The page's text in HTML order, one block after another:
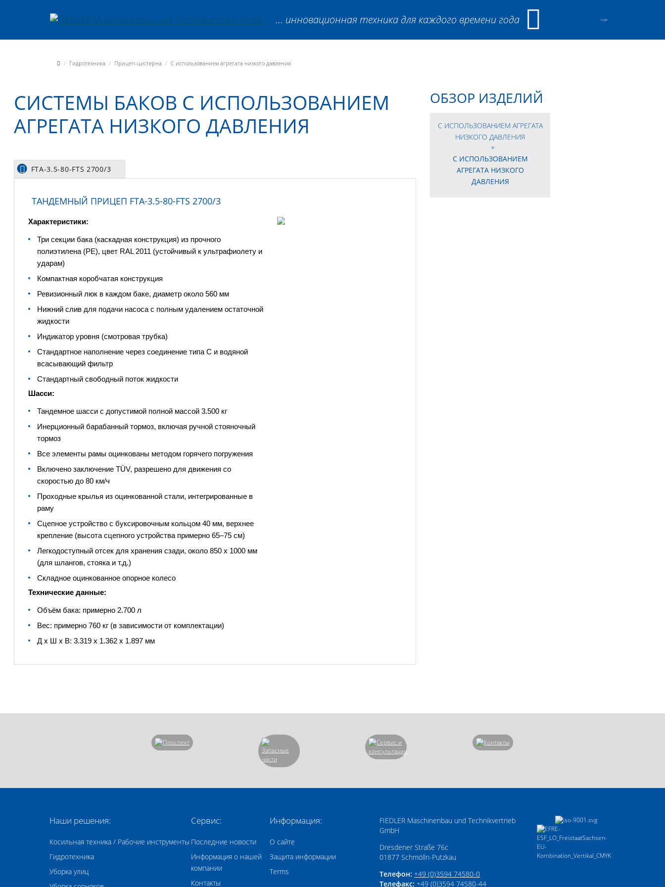
Login
... инновационная техника для каждого времени года
Fiedler Maschinenbau und Technikvertrieb GmbH
Гидротехника Прицеп-цистерна С использованием агрегата низкого давления
СИСТЕМЫ БАКОВ С ИСПОЛЬЗОВАНИЕМ
АГРЕГАТА НИЗКОГО ДАВЛЕНИЯ
FTA-3.5-80-FTS 2700/3
ТАНДЕМНЫЙ ПРИЦЕП FTA-3.5-80-FTS 2700/3
Характеристики:
Три секции бака (каскадная конструкция) из прочного
полиэтилена (PE), цвет RAL 2011 (устойчивый к ультрафиолету и
ударам)
Компактная коробчатая конструкция
Ревизионный люк в каждом баке, диаметр около 560 мм
Нижний слив для подачи насоса с полным удалением остаточной
жидкости
Индикатор уровня (смотровая трубка)
Стандартное наполнение через соединение типа C и водяной
всасывающий фильтр
Стандартный свободный поток жидкости
Шасси:
Тандемное шасси с допустимой полной массой 3.500 кг
Инерционный барабанный тормоз, включая ручной стояночный
тормоз
Все элементы рамы оцинкованы методом горячего погружения
Включено заключение TÜV, разрешено для движения со
скоростью до 80 км/ч
Проходные крылья из оцинкованной стали, интегрированные в
раму
Сцепное устройство с буксировочным кольцом 40 мм, верхнее
крепление (высота сцепного устройства примерно 65–75 см)
Легкодоступный отсек для хранения сзади, около 850 x 1000 мм
(для шлангов, стояка и т.д.)
Складное оцинкованное опорное колесо
Технические данные:
Объём бака: примерно 2.700 л
Вес: примерно 760 кг (в зависимости от комплектации)
Д x Ш x В: 3.319 x 1.362 x 1.897 мм
ОБЗОР ИЗДЕЛИЙ
С ИСПОЛЬЗОВАНИЕМ АГРЕГАТА
НИЗКОГО ДАВЛЕНИЯ
С ИСПОЛЬЗОВАНИЕМ
АГРЕГАТА НИЗКОГО
ДАВЛЕНИЯ
Наши решения:
Косильная техника / Рабочие инструменты
Гидротехника
Уборка улиц
Сервис:
Последние новости
Информация о нашей
компании
Контакты
Информация:
О сайте
Защита информации
Terms
FIEDLER Maschinenbau und Technikvertrieb
GmbH
Dresdener Straße 76c
01877Schmölln-Putzkau
Телефон: +49 (0)3594 74580-0
Телефакс:+49 (0)3594 74580-44